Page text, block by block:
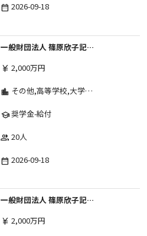
date_range 2026-09-18
一般財団法人 篠原欣子記念財団 (海外留学奨学金グループ)
currency_yen 2,000万円
location_city その他,高等学校,大学院,大学,短期大学,高等専門学校,専修学校
school奨学金-給付
group 20人
date_range 2026-09-18
一般財団法人 篠原欣子記念財団 (海外留学奨学金グループ)
currency_yen 2,000万円